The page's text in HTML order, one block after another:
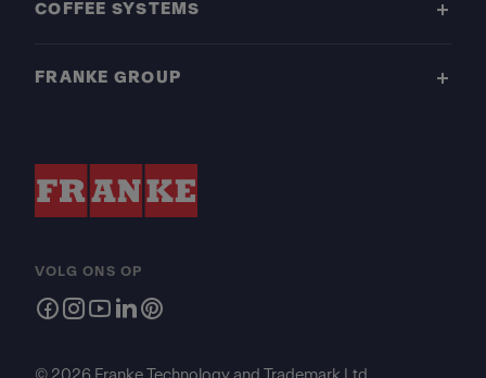
COFFEE SYSTEMS
FRANKE GROUP
VOLG ONS OP